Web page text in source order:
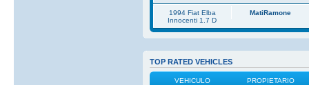
1994 Fiat Elba
Innocenti 1.7 D
MatiRamone
TOP RATED VEHICLES
VEHICULO PROPIETARIO